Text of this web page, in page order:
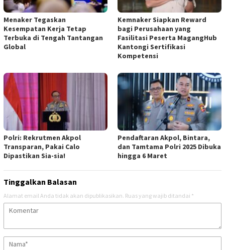
Menaker Tegaskan
Kesempatan Kerja Tetap
Terbuka di Tengah Tantangan
Global
Kemnaker Siapkan Reward
bagi Perusahaan yang
Fasilitasi Peserta MagangHub
Kantongi Sertifikasi
Kompetensi
Polri: Rekrutmen Akpol
Transparan, Pakai Calo
Dipastikan Sia-sia!
Pendaftaran Akpol, Bintara,
dan Tamtama Polri 2025 Dibuka
hingga 6 Maret
Tinggalkan Balasan
Alamat email Anda tidak akan dipublikasikan. Ruas yang wajib ditandai *